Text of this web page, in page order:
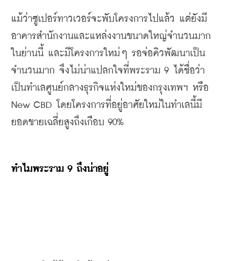
แม้ว่าซูเปอร์ทาวเวอร์จะพับโครงการไปแล้ว
แต่ยังมี
อาคารสำนักงานและแหล่งงานขนาดใหญ่จำนวนมาก
ในย่านนี้ และมีโครงการใหม่ ๆ รอจ่อคิวพัฒนาเป็น
จำนวนมาก จึงไม่น่าแปลกใจที่พระราม 9
ได้ชื่อว่า
เป็นทำเลศูนย์กลางธุรกิจแห่งใหม่ของกรุงเทพฯ หรือ
New CBD
โดยโครงการที่อยู่อาศัยใหม่ในทำเลนี้มี
ยอดขายเฉลี่ยสูงถึงเกือบ 90%
ทำไมพระราม 9 ถึงน่าอยู่